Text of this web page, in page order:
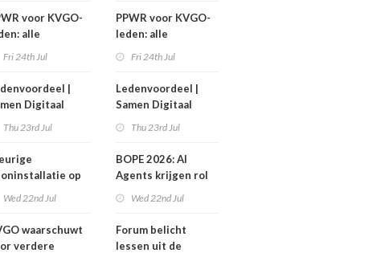
voor KVGO-
alle
op
Fri 24th Jul
|
Digitaal
Thu 23rd Jul
op
Wed 22nd Jul
waarschuwt
verdere
PPWR voor KVGO-
leden: alle
webinar
overzichtelijk op
Fri 24th Jul
Ledenvoordeel |
Samen Digitaal
Thu 23rd Jul
BOPE 2026: AI
Agents krijgen rol
Wed 22nd Jul
Forum belicht
lessen uit de